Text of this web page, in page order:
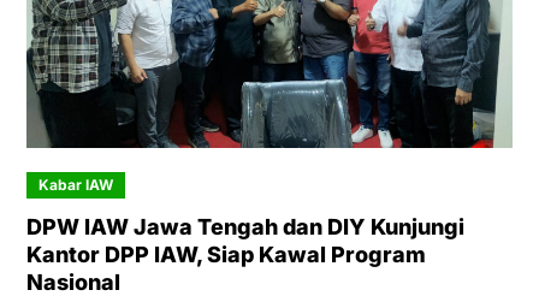
Kabar IAW
DPW IAW Jawa Tengah dan DIY Kunjungi
Kantor DPP IAW, Siap Kawal Program
Nasional